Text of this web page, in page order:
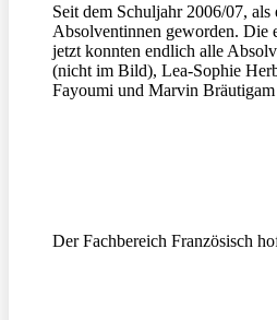
Seit dem Schuljahr 2006/07,
Absolventinnen geworden. Die
jetzt konnten endlich alle
(nicht im Bild), Lea-Sophie
Fayoumi und Marvin
Der Fachbereich Französisch